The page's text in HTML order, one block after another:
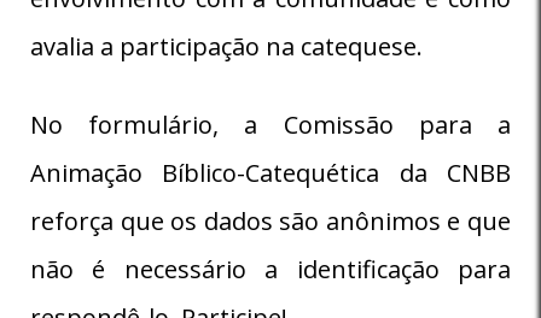
avalia a participação na catequese.
No formulário, a Comissão para a
Animação Bíblico-Catequética da CNBB
reforça que os dados são anônimos e que
não é necessário a identificação para